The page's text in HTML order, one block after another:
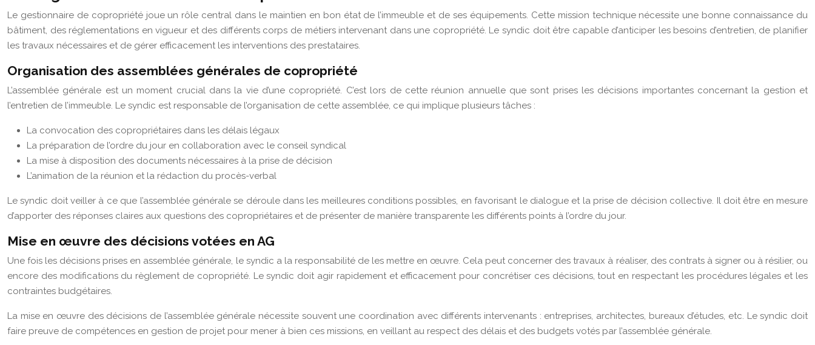
Le gestionnaire de copropriété joue un rôle central dans le maintien en bon état de l’immeuble et de ses équipements. Cette mission technique nécessite une bonne connaissance du
bâtiment, des réglementations en vigueur et des différents corps de métiers intervenant dans une copropriété. Le syndic doit être capable d’anticiper les besoins d’entretien, de planifier
les travaux nécessaires et de gérer efficacement les interventions des prestataires.
Organisation des assemblées générales de copropriété
L’assemblée générale est un moment crucial dans la vie d’une copropriété. C’est lors de cette réunion annuelle que sont prises les décisions importantes concernant la gestion et
l’entretien de l’immeuble. Le syndic est responsable de l’organisation de cette assemblée, ce qui implique plusieurs tâches :
La convocation des copropriétaires dans les délais légaux
La préparation de l’ordre du jour en collaboration avec le conseil syndical
La mise à disposition des documents nécessaires à la prise de décision
L’animation de la réunion et la rédaction du procès-verbal
Le syndic doit veiller à ce que l’assemblée générale se déroule dans les meilleures conditions possibles, en favorisant le dialogue et la prise de décision collective. Il doit être en mesure
d’apporter des réponses claires aux questions des copropriétaires et de présenter de manière transparente les différents points à l’ordre du jour.
Mise en œuvre des décisions votées en AG
Une fois les décisions prises en assemblée générale, le syndic a la responsabilité de les mettre en œuvre. Cela peut concerner des travaux à réaliser, des contrats à signer ou à résilier, ou
encore des modifications du règlement de copropriété. Le syndic doit agir rapidement et efficacement pour concrétiser ces décisions, tout en respectant les procédures légales et les
contraintes budgétaires.
La mise en œuvre des décisions de l’assemblée générale nécessite souvent une coordination avec différents intervenants : entreprises, architectes, bureaux d’études, etc. Le syndic doit
faire preuve de compétences en gestion de projet pour mener à bien ces missions, en veillant au respect des délais et des budgets votés par l’assemblée générale.